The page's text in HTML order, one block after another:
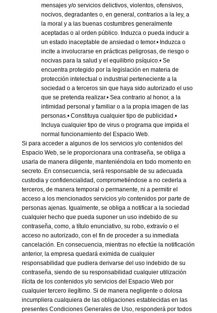
mensajes y/o servicios delictivos, violentos, ofensivos,
nocivos, degradantes o, en general, contrarios a la ley, a
la moral y a las buenas costumbres generalmente
aceptadas o al orden público. Induzca o pueda inducir a
un estado inaceptable de ansiedad o temor.• Induzca o
incite a involucrarse en prácticas peligrosas, de riesgo o
nocivas para la salud y el equilibrio psíquico.• Se
encuentra protegido por la legislación en materia de
protección intelectual o industrial perteneciente a la
sociedad o a terceros sin que haya sido autorizado el uso
que se pretenda realizar.• Sea contrario al honor, a la
intimidad personal y familiar o a la propia imagen de las
personas.• Constituya cualquier tipo de publicidad.•
Incluya cualquier tipo de virus o programa que impida el
normal funcionamiento del Espacio Web.
Si para acceder a algunos de los servicios y/o contenidos del
Espacio Web, se le proporcionara una contraseña, se obliga a
usarla de manera diligente, manteniéndola en todo momento en
secreto. En consecuencia, será responsable de su adecuada
custodia y confidencialidad, comprometiéndose a no cederla a
terceros, de manera temporal o permanente, ni a permitir el
acceso a los mencionados servicios y/o contenidos por parte de
personas ajenas. Igualmente, se obliga a notificar a la sociedad
cualquier hecho que pueda suponer un uso indebido de su
contraseña, como, a título enunciativo, su robo, extravío o el
acceso no autorizado, con el fin de proceder a su inmediata
cancelación. En consecuencia, mientras no efectúe la notificación
anterior, la empresa quedará eximida de cualquier
responsabilidad que pudiera derivarse del uso indebido de su
contraseña, siendo de su responsabilidad cualquier utilización
ilícita de los contenidos y/o servicios del Espacio Web por
cualquier tercero ilegítimo. Si de manera negligente o dolosa
incumpliera cualquiera de las obligaciones establecidas en las
presentes Condiciones Generales de Uso, responderá por todos